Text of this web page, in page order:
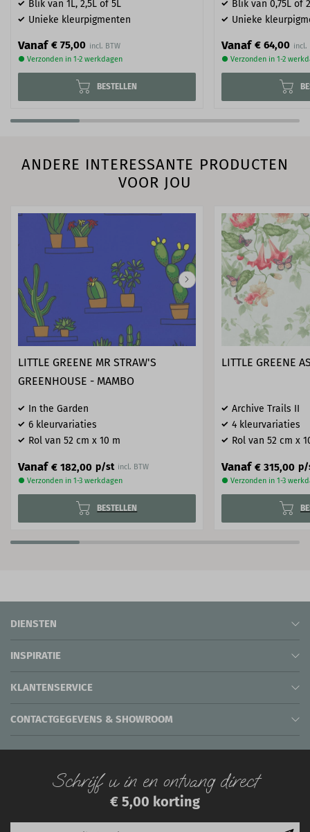
Blik van 1L, 2,5L of 5L
Unieke kleurpigmenten
Vanaf € 75,00
● Verzonden in 1-2 werkdagen
BESTELLEN
Blik van 0,75L of
Unieke
Vanaf € 64,00
● Verzonden in 1-2
ANDERE INTERESSANTE PRODUCTEN
VOOR JOU
LITTLE GREENE MR STRAW'S
GREENHOUSE - MAMBO
In the Garden
6 kleurvariaties
Rol van 52 cm x 10 m
Vanaf € 182,00 p/st incl. BTW
● Verzonden in 1-3 werkdagen
BESTELLEN
LITTLE GREENE
Archive Trails II
4 kleurvariaties
Rol van 52 cm x
Vanaf € 315,00 p/
● Verzonden in 1-3
DIENSTEN
INSPIRATIE
KLANTENSERVICE
CONTACTGEGEVENS & SHOWROOM
Schrijf u in en ontvang direct
€ 5,00 korting